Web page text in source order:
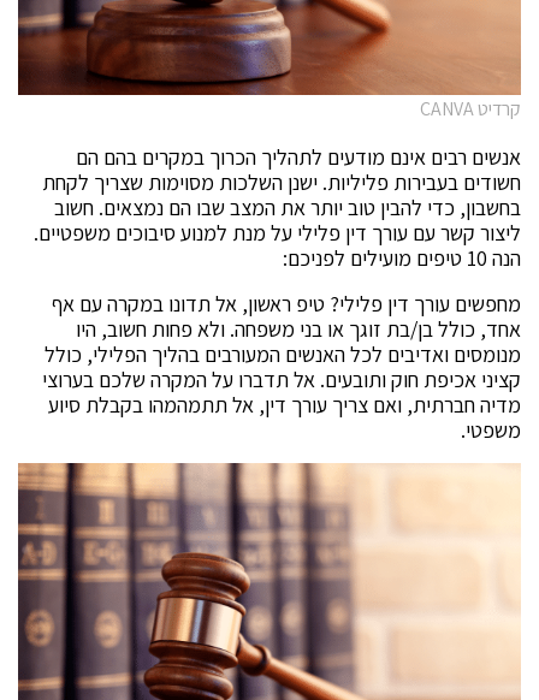
קרדיט CANVA
אנשים רבים אינם מודעים לתהליך הכרוך במקרים בהם הם
חשודים בעבירות פליליות. ישנן השלכות מסוימות שצריך לקחת
בחשבון, כדי להבין טוב יותר את המצב שבו הם נמצאים. חשוב
ליצור קשר עם עורך דין פלילי על מנת למנוע סיבוכים משפטיים.
הנה 10 טיפים מועילים לפניכם:
מחפשים עורך דין פלילי? טיפ ראשון, אל תדונו במקרה עם אף
אחד, כולל בן/בת זוגך או בני משפחה. ולא פחות חשוב, היו
מנומסים ואדיבים לכל האנשים המעורבים בהליך הפלילי, כולל
קציני אכיפת חוק ותובעים. אל תדברו על המקרה שלכם בערוצי
מדיה חברתית, ואם צריך עורך דין, אל תתמהמהו בקבלת סיוע
משפטי.